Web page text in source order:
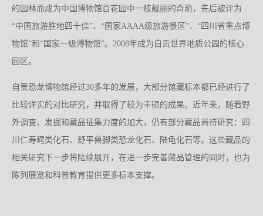
的园林而成为中国博物馆百花园中一枝靓丽的奇葩，先后被评为
“中国旅游胜地四十佳”、“国家AAAA级旅游景区”、“四川省重点博
物馆”和“国家一级博物馆”。2008年成为自贡世界地质公园的核心
园区。
自贡恐龙博物馆经过30多年的发展，大部分馆藏标本都已经进行了
比较详实的对比研究，并取得了较为丰硕的成果。近年来，随着野
外调查、发掘和藏品征集力度的加大，仍有部分藏品尚待研究：四
川仁寿鳄类化石、舒平兽脚类恐龙化石、陆龟化石等。这些藏品的
相关研究下一步将陆续展开，在进一步完善藏品管理的同时，也为
陈列展览和科普教育提供更多标本支撑。